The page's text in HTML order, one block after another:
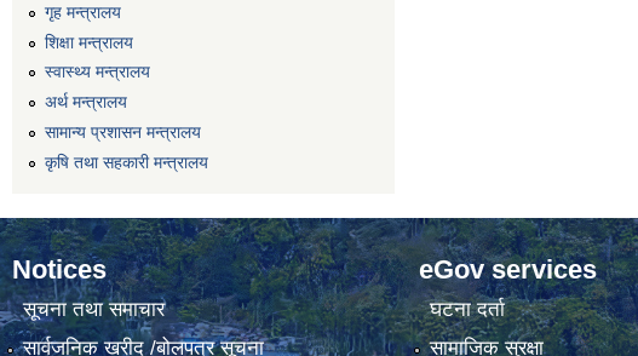
गृह मन्त्रालय
शिक्षा मन्त्रालय
स्वास्थ्य मन्त्रालय
अर्थ मन्त्रालय
सामान्य प्रशासन मन्त्रालय
कृषि तथा सहकारी मन्त्रालय
Notices
सूचना तथा समाचार
सार्वजनिक खरीद /बोलपत्र सूचना
eGov services
घटना दर्ता
सामाजिक सुरक्षा